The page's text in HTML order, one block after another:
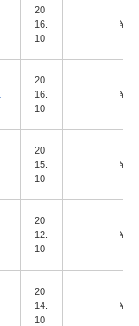
20
16.
10
￥
20
16.
10
￥
20
15.
10
￥
20
12.
10
￥
20
14.
10
￥